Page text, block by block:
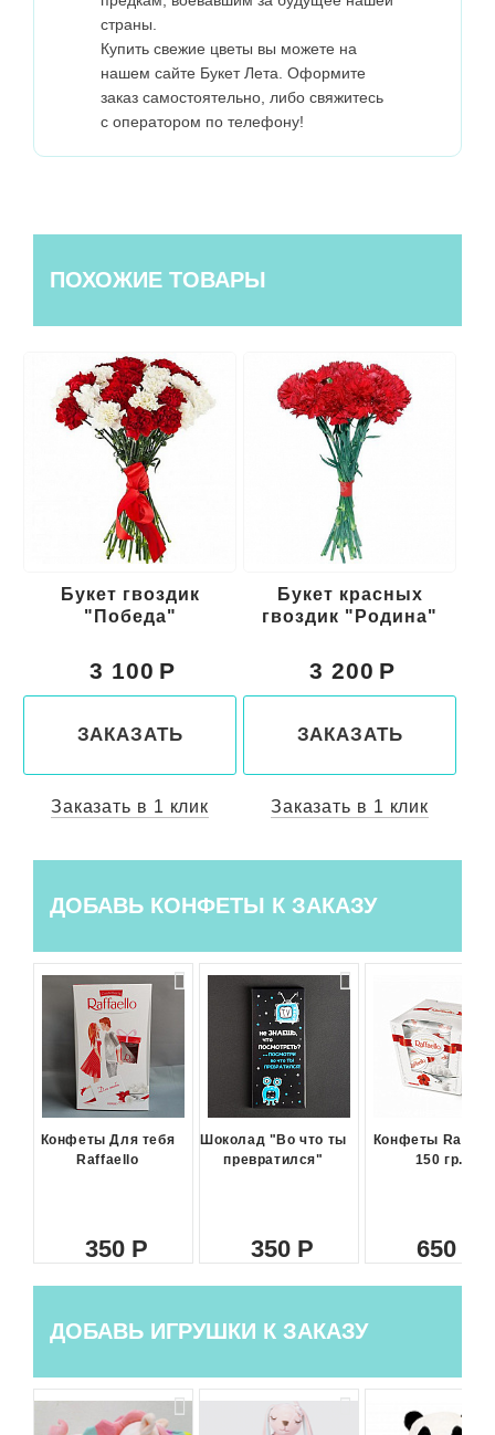
страны.
Купить свежие цветы вы можете на
нашем сайте Букет Лета. Оформите
заказ самостоятельно, либо свяжитесь
с оператором по телефону!
ПОХОЖИЕ ТОВАРЫ
Букет гвоздик
"Победа"
3 100
ЗАКАЗАТЬ
Заказать в 1 клик
Букет красных
гвоздик "Родина"
3 200
ЗАКАЗАТЬ
Заказать в 1 клик
ДОБАВЬ КОНФЕТЫ К ЗАКАЗУ
Конфеты Для тебя
Raffaello
350
Шоколад "Во что ты
превратился"
350
Конфеты
150 гр.
650
ДОБАВЬ ИГРУШКИ К ЗАКАЗУ